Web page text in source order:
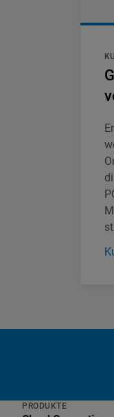
PRODUKTE